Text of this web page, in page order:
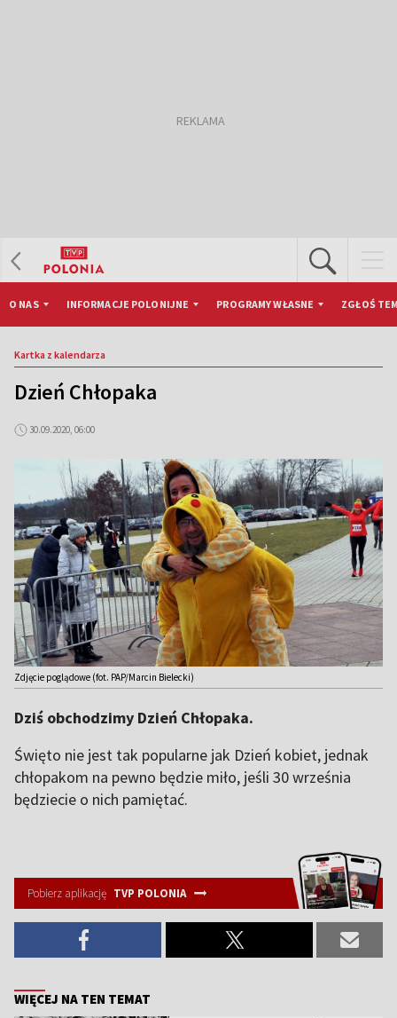
O NAS INFORMACJE POLONIJNE PROGRAMY WŁASNE ZGŁOŚ
Kartka z kalendarza
Dzień Chłopaka
30.09.2020, 06:00
Zdjęcie poglądowe (fot. PAP/Marcin Bielecki)
Dziś obchodzimy Dzień Chłopaka.
Święto nie jest tak popularne jak Dzień kobiet, jednak
chłopakom na pewno będzie miło, jeśli 30 września
będziecie o nich pamiętać.
Pobierz aplikację TVP POLONIA
WIĘCEJ NA TEN TEMAT